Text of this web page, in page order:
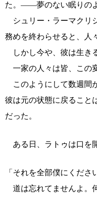
た。――夢のない眠りの
シュリー・ラーマクリ
務めを終わらせると、人
しかし今や、彼は生き
一家の人々は皆、この
このようにして数週間
彼は元の状態に戻ること
だった。
ある日、ラトゥは口を
「それを全部僕にくださ
道は忘れてませんよ。